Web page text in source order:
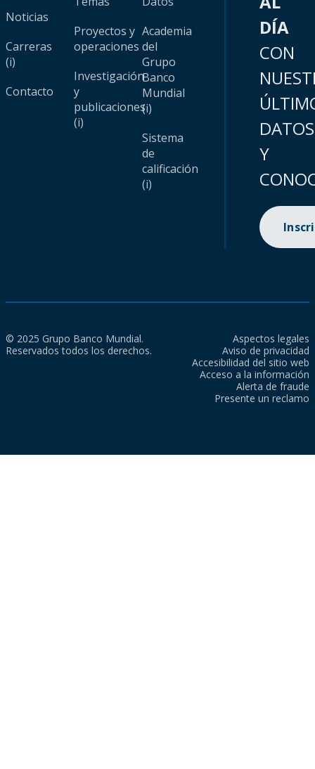
Noticias
Carreras
(i)
Contacto
Proyectos y
operaciones
Investigación
y
publicaciones
(i)
Academia
del
Grupo
Banco
Mundial
(i)
Sistema
de
calificación
(i)
DÍA
CON
DATOS
Y
© 2025 Grupo Banco Mundial.
Reservados todos los derechos.
Aspectos legales
Aviso de privacidad
Accesibilidad del sitio web
Acceso a la información
Alerta de fraude
Presente un reclamo